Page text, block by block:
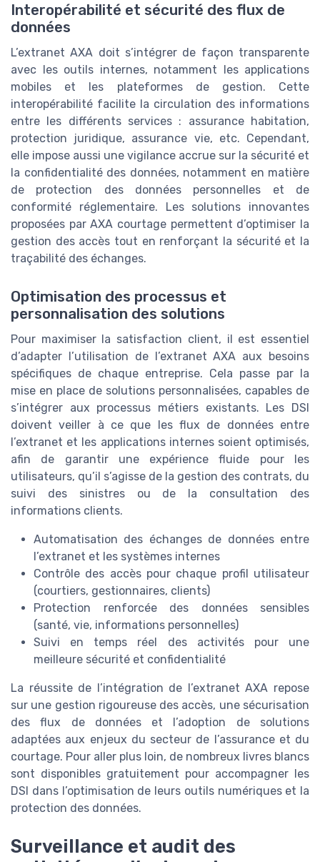
Interopérabilité et sécurité des flux de
données
L’extranet AXA doit s’intégrer de façon transparente
avec les outils internes, notamment les applications
mobiles et les plateformes de gestion. Cette
interopérabilité facilite la circulation des informations
entre les différents services : assurance habitation,
protection juridique, assurance vie, etc. Cependant,
elle impose aussi une vigilance accrue sur la sécurité et
la confidentialité des données, notamment en matière
de protection des données personnelles et de
conformité réglementaire. Les solutions innovantes
proposées par AXA courtage permettent d’optimiser la
gestion des accès tout en renforçant la sécurité et la
traçabilité des échanges.
Optimisation des processus et
personnalisation des solutions
Pour maximiser la satisfaction client, il est essentiel
d’adapter l’utilisation de l’extranet AXA aux besoins
spécifiques de chaque entreprise. Cela passe par la
mise en place de solutions personnalisées, capables de
s’intégrer aux processus métiers existants. Les DSI
doivent veiller à ce que les flux de données entre
l’extranet et les applications internes soient optimisés,
afin de garantir une expérience fluide pour les
utilisateurs, qu’il s’agisse de la gestion des contrats, du
suivi des sinistres ou de la consultation des
informations clients.
Automatisation des échanges de données entre
l’extranet et les systèmes internes
Contrôle des accès pour chaque profil utilisateur
(courtiers, gestionnaires, clients)
Protection renforcée des données sensibles
(santé, vie, informations personnelles)
Suivi en temps réel des activités pour une
meilleure sécurité et confidentialité
La réussite de l’intégration de l’extranet AXA repose
sur une gestion rigoureuse des accès, une sécurisation
des flux de données et l’adoption de solutions
adaptées aux enjeux du secteur de l’assurance et du
courtage. Pour aller plus loin, de nombreux livres blancs
sont disponibles gratuitement pour accompagner les
DSI dans l’optimisation de leurs outils numériques et la
protection des données.
Surveillance et audit des